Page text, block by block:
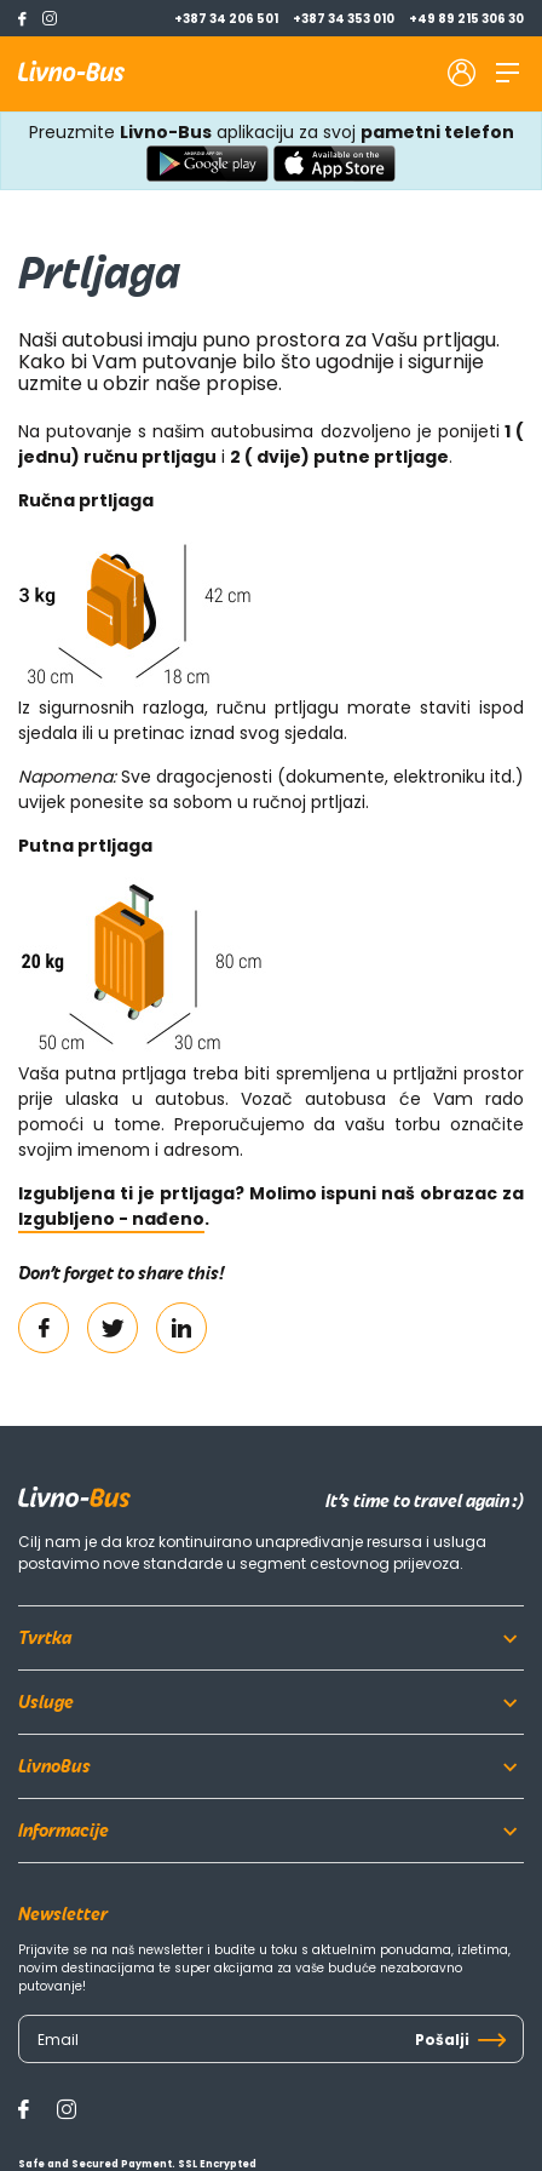
+387 34 206 501 +387 34 353 010 +49 89 215 306 30
Preuzmite Livno-Busaplikaciju za svoj pametni telefon
Prtljaga
Naši autobusi imaju puno prostora za Vašu prtljagu.
Kako bi Vam putovanje bilo što ugodnije i sigurnije
uzmite u obzir naše propise.
Na putovanje s našim autobusima dozvoljeno je ponijeti 1 (
jednu) ručnu prtljagu i 2 ( dvije) putne prtljage.
Ručna prtljaga
Iz sigurnosnih razloga, ručnu prtljagu morate staviti ispod
sjedala ili u pretinac iznad svog sjedala.
Napomena:Sve dragocjenosti (dokumente, elektroniku itd.)
uvijek ponesite sa sobom u ručnoj prtljazi.
Putna prtljaga
Vaša putna prtljaga treba biti spremljena u prtljažni prostor
prije ulaska u autobus. Vozač autobusa će Vam rado
pomoći u tome. Preporučujemo da vašu torbu označite
svojim imenom i adresom.
Izgubljena ti je prtljaga? Molimo ispuni naš obrazac za
Izgubljeno - nađeno.
Don’t forget to share this!
Cilj nam je da kroz kontinuirano unapređivanje resursa i usluga
postavimo nove standarde u segment cestovnog prijevoza.
It’s time to travel again :)
Tvrtka
Usluge
LivnoBus
Informacije
Newsletter
Prijavite se na naš newsletter i budite u toku s aktuelnim ponudama, izletima,
novim destinacijama te super akcijama za vaše buduće nezaboravno
putovanje!
Pošalji
Safe and Secured Payment. SSL Encrypted